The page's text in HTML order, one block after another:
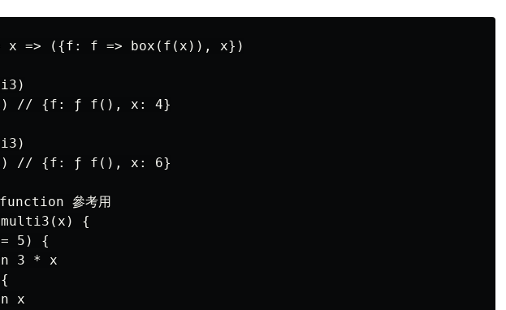
x => ({f: f => box(f(x)), x})
// {f: ƒ f(), x: 4}
// {f: ƒ f(), x: 6}
參考用
{
5) {
3 * x
x